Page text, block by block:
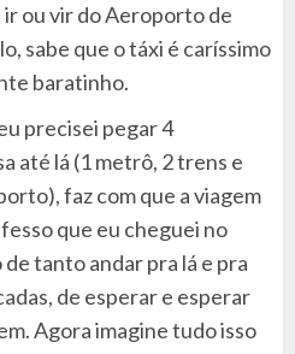
ou vir do Aeroporto de
sabe que o táxi é caríssimo
baratinho.
precisei pegar 4
até lá (1 metrô, 2 trens e
faz com que a viagem
que eu cheguei no
tanto andar pra lá e pra
de esperar e esperar
Agora imagine tudo isso